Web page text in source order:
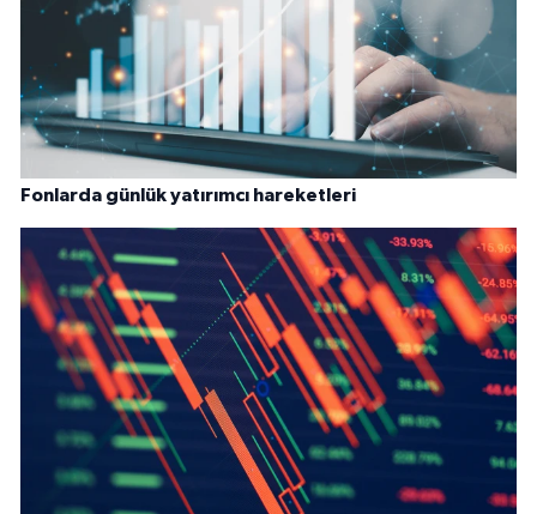
Fonlarda günlük yatırımcı hareketleri